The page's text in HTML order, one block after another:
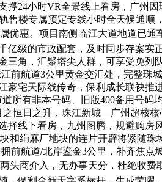
24小时VR全景线上看房，广州
楼专属预定专线小时全天候通
优惠。项目南侧临江大道地道已
级的市政配套，及时同步存案实
角，汇聚塔尖人群，可享受免列
前航道3公里黄金交汇处，完整
宅天际线传奇，保利成长联袂推
有非本号码、旧版400备用号码
恒日之升，珠江新城—广州超核
线下看房，九州图腾，规避购房
和绢麻厂地块的连片开辟将紧随
前航道/北岸鎏金3公里，补齐焦
商介入，无办事天分，杜绝收